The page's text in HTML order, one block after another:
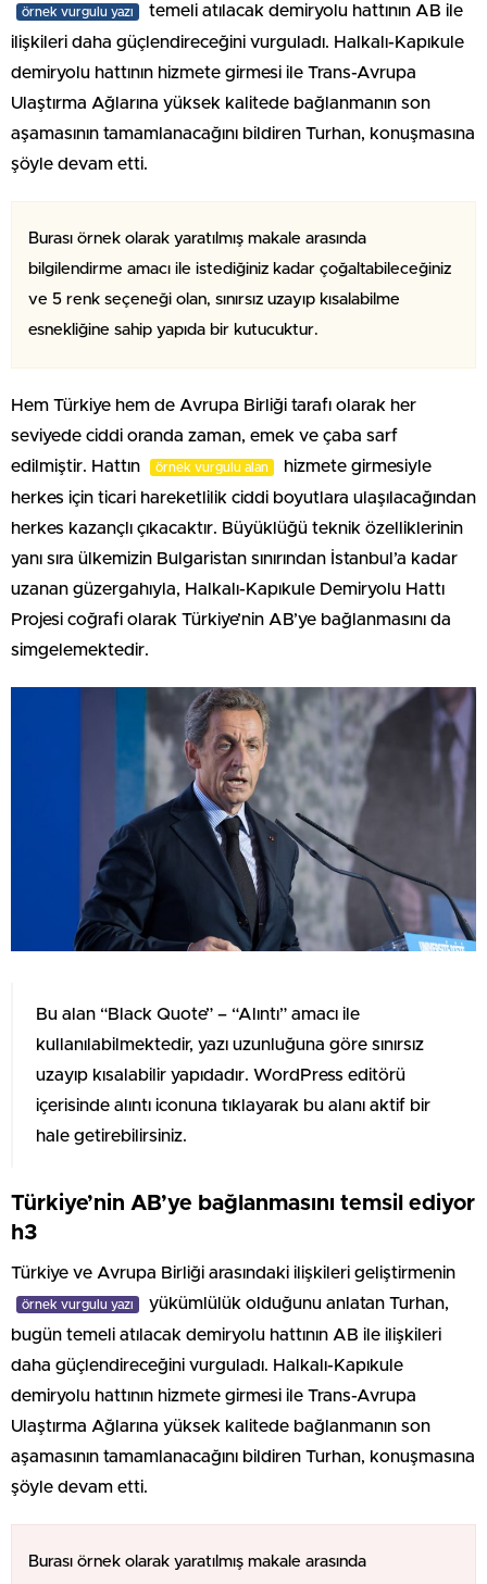
örnek vurgulu yazı
temeli atılacak demiryolu hattının AB ile
ilişkileri daha güçlendireceğini vurguladı. Halkalı-Kapıkule
demiryolu hattının hizmete girmesi ile Trans-Avrupa
Ulaştırma Ağlarına yüksek kalitede bağlanmanın son
aşamasının tamamlanacağını bildiren Turhan, konuşmasına
şöyle devam etti.
Burası örnek olarak yaratılmış makale arasında
bilgilendirme amacı ile istediğiniz kadar çoğaltabileceğiniz
ve 5 renk seçeneği olan, sınırsız uzayıp kısalabilme
esnekliğine sahip yapıda bir kutucuktur.
Hem Türkiye hem de Avrupa Birliği tarafı olarak her
seviyede ciddi oranda zaman, emek ve çaba sarf
edilmiştir. Hattın
örnek vurgulu alan
hizmete girmesiyle
herkes için ticari hareketlilik ciddi boyutlara ulaşılacağından
herkes kazançlı çıkacaktır. Büyüklüğü teknik özelliklerinin
yanı sıra ülkemizin Bulgaristan sınırından İstanbul’a kadar
uzanan güzergahıyla, Halkalı-Kapıkule Demiryolu Hattı
Projesi coğrafi olarak Türkiye’nin AB’ye bağlanmasını da
simgelemektedir.
Bu alan “Black Quote” – “Alıntı” amacı ile
kullanılabilmektedir, yazı uzunluğuna göre sınırsız
uzayıp kısalabilir yapıdadır. WordPress editörü
içerisinde alıntı iconuna tıklayarak bu alanı aktif bir
hale getirebilirsiniz.
Türkiye’nin AB’ye bağlanmasını temsil ediyor
h3
Türkiye ve Avrupa Birliği arasındaki ilişkileri geliştirmenin
örnek vurgulu yazı
yükümlülük olduğunu anlatan Turhan,
bugün temeli atılacak demiryolu hattının AB ile ilişkileri
daha güçlendireceğini vurguladı. Halkalı-Kapıkule
demiryolu hattının hizmete girmesi ile Trans-Avrupa
Ulaştırma Ağlarına yüksek kalitede bağlanmanın son
aşamasının tamamlanacağını bildiren Turhan, konuşmasına
şöyle devam etti.
Burası örnek olarak yaratılmış makale arasında